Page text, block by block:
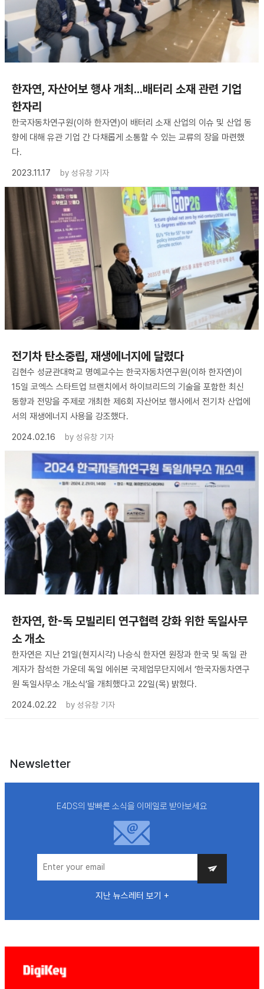
한자연, 자산어보 행사 개최...배터리 소재 관련 기업
한자리
한국자동차연구원(이하 한자연)이 배터리 소재 산업의 이슈 및 산업 동
향에 대해 유관 기업 간 다채롭게 소통할 수 있는 교류의 장을 마련했
다.
2023.11.17
by 성유창 기자
전기차 탄소중립, 재생에너지에 달렸다
김현수 성균관대학교 명예교수는 한국자동차연구원(이하 한자연)이
15일 코엑스 스타트업 브랜치에서 하이브리드의 기술을 포함한 최신
동향과 전망을 주제로 개최한 제6회 자산어보 행사에서 전기차 산업에
서의 재생에너지 사용을 강조했다.
2024.02.16
by 성유창 기자
한자연, 한-독 모빌리티 연구협력 강화 위한 독일사무
소 개소
한자연은 지난 21일(현지시각) 나승식 한자연 원장과 한국 및 독일 관
계자가 참석한 가운데 독일 에쉬본 국제업무단지에서 ‘한국자동차연구
원 독일사무소 개소식’을 개최했다고 22일(목) 밝혔다.
2024.02.22
by 성유창 기자
Newsletter
E4DS의 발빠른 소식을 이메일로 받아보세요
지난 뉴스레터 보기 +